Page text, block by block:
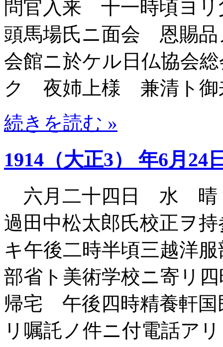
問官入来 十一時頃ヨリ
頭馬場氏ニ面会 恩賜
会館ニ於ケル日仏協会
ク 夜姉上様 兼清ト御
続きを読む »
1914（大正3） 年6月24
六月二十四日 水 晴
過田中松太郎氏校正ヲ
キ午後二時半頃三越洋
部省ト美術学校ニ寄リ
帰宅 午後四時精養軒
リ嘱託ノ件ニ付電話アリ